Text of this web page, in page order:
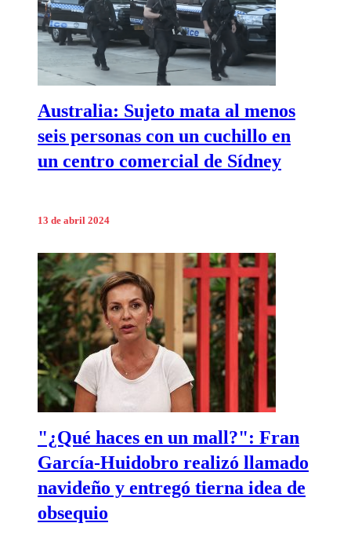
Australia: Sujeto mata al menos
seis personas con un cuchillo en
un centro comercial de Sídney
13 de abril 2024
"¿Qué haces en un mall?": Fran
García-Huidobro realizó llamado
navideño y entregó tierna idea de
obsequio